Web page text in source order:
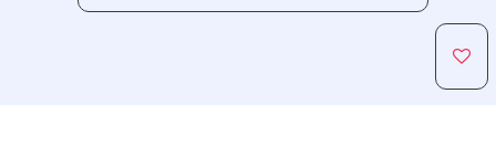
Árukereső.hu